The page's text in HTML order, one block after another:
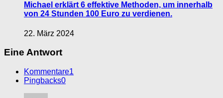
Michael erklärt 6 effektive Methoden, um innerhalb
von 24 Stunden 100 Euro zu verdienen.
22. März 2024
Eine Antwort
Kommentare1
Pingbacks0